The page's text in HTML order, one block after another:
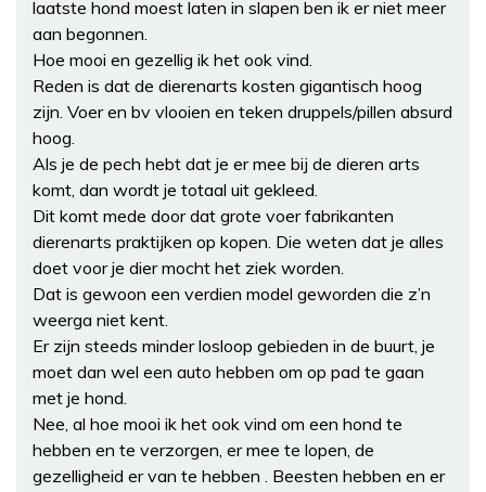
laatste hond moest laten in slapen ben ik er niet meer
aan begonnen.
Hoe mooi en gezellig ik het ook vind.
Reden is dat de dierenarts kosten gigantisch hoog
zijn. Voer en bv vlooien en teken druppels/pillen absurd
hoog.
Als je de pech hebt dat je er mee bij de dieren arts
komt, dan wordt je totaal uit gekleed.
Dit komt mede door dat grote voer fabrikanten
dierenarts praktijken op kopen. Die weten dat je alles
doet voor je dier mocht het ziek worden.
Dat is gewoon een verdien model geworden die z’n
weerga niet kent.
Er zijn steeds minder losloop gebieden in de buurt, je
moet dan wel een auto hebben om op pad te gaan
met je hond.
Nee, al hoe mooi ik het ook vind om een hond te
hebben en te verzorgen, er mee te lopen, de
gezelligheid er van te hebben . Beesten hebben en er